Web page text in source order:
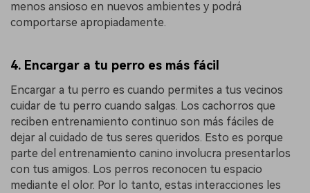
menos ansioso en nuevos ambientes y podrá
comportarse apropiadamente.
4. Encargar a tu perro es más fácil
Encargar a tu perro es cuando permites a tus vecinos
cuidar de tu perro cuando salgas. Los cachorros que
reciben entrenamiento continuo son más fáciles de
dejar al cuidado de tus seres queridos. Esto es porque
parte del entrenamiento canino involucra presentarlos
con tus amigos. Los perros reconocen tu espacio
mediante el olor. Por lo tanto, estas interacciones les